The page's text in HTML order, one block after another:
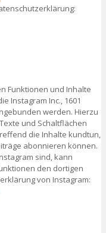
Funktionen und Inhalte
Instagram Inc., 1601
werden. Hierzu
und Schaltflächen
die Inhalte kundtun,
abonnieren können.
sind, kann
den dortigen
von Instagram: